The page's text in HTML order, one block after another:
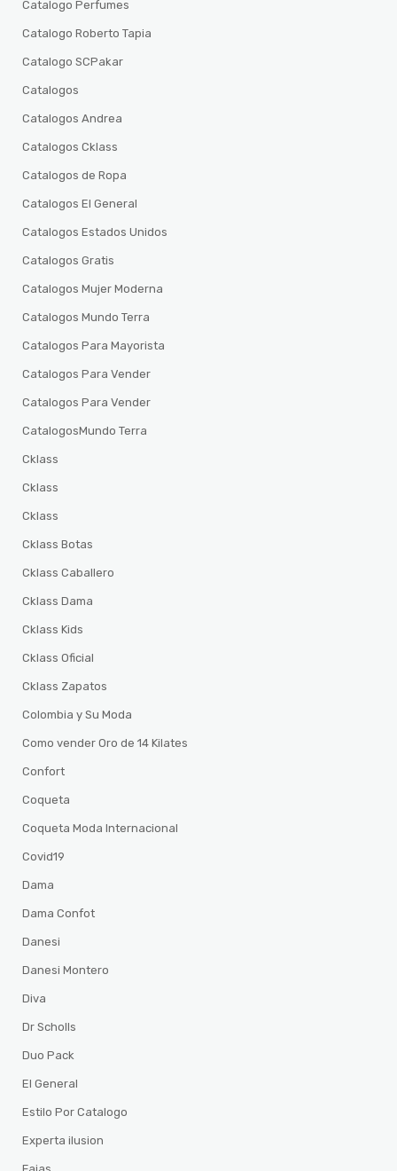
Catalogo Perfumes
Catalogo Roberto Tapia
Catalogo SCPakar
Catalogos
Catalogos Andrea
Catalogos Cklass
Catalogos de Ropa
Catalogos El General
Catalogos Estados Unidos
Catalogos Gratis
Catalogos Mujer Moderna
Catalogos Mundo Terra
Catalogos Para Mayorista
Catalogos Para Vender
Catalogos Para Vender
CatalogosMundo Terra
Cklass
Cklass
Cklass
Cklass Botas
Cklass Caballero
Cklass Dama
Cklass Kids
Cklass Oficial
Cklass Zapatos
Colombia y Su Moda
Como vender Oro de 14 Kilates
Confort
Coqueta
Coqueta Moda Internacional
Covid19
Dama
Dama Confot
Danesi
Danesi Montero
Diva
Dr Scholls
Duo Pack
El General
Estilo Por Catalogo
Experta ilusion